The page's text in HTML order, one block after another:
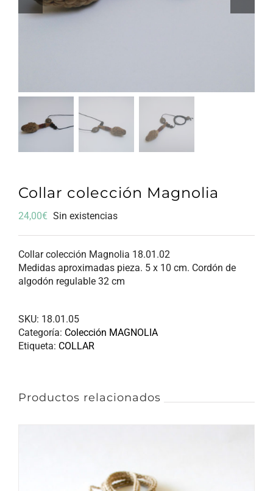
Collar colección Magnolia
24,00€ Sin existencias
Collar colección Magnolia 18.01.02
Medidas aproximadas pieza. 5 x 10 cm. Cordón de
algodón regulable 32 cm
SKU: 18.01.05
Categoría: Colección MAGNOLIA
Etiqueta: COLLAR
Productos relacionados